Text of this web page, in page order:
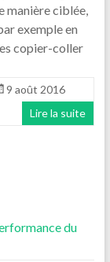
manière ciblée,
exemple en
copier-coller
9 août 2016
Lire la suite
du